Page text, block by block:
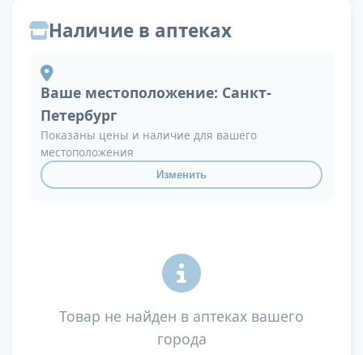
Наличие в аптеках
Ваше местоположение: Санкт-
Петербург
Показаны цены и наличие для вашего
местоположения
Изменить
Товар не найден в аптеках вашего
города